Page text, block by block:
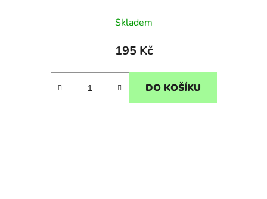
Skladem
195 Kč
DO KOŠÍKU